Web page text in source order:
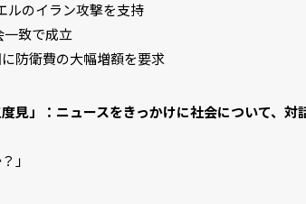
ルのイラン攻撃を支持
致で成立
防衛費の大幅増額を要求
見」：ニュースをきっかけに社会について、対
」